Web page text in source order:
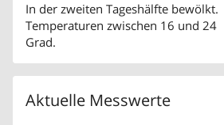
In der zweiten Tageshälfte bewölkt.
Temperaturen zwischen 16 und 24
Grad.
Aktuelle Messwerte